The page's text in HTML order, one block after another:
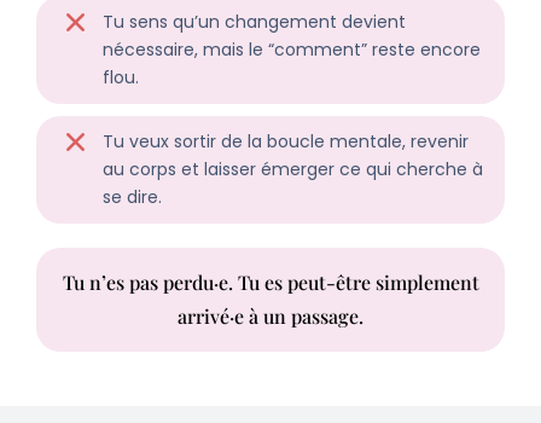
Tu sens qu’un changement devient
nécessaire, mais le “comment” reste encore
flou.
Tu veux sortir de la boucle mentale, revenir
au corps et laisser émerger ce qui cherche à
se dire.
Tu n’es pas perdu·e. Tu es peut-être simplement
arrivé·e à un passage.